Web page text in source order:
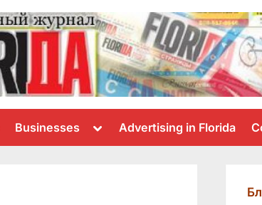
Businesses
Toggle
menu
Advertising in Florida